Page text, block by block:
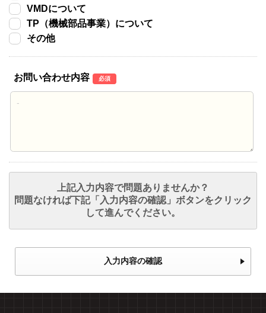
VMDについて
TP（機械部品事業）について
その他
お問い合わせ内容 必須
上記入力内容で問題ありませんか？
問題なければ下記「入力内容の確認」ボタンをクリック
して進んでください。
入力内容の確認